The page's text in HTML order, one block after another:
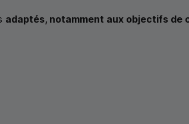
adaptés, notamment aux objectifs de